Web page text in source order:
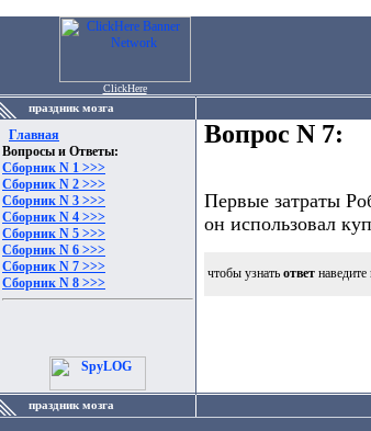
ClickHere
праздник мозга
Главная
Вопросы и Ответы:
Сборник N 1 >>>
Сборник N 2 >>>
Сборник N 3 >>>
Сборник N 4 >>>
Сборник N 5 >>>
Сборник N 6 >>>
Сборник N 7 >>>
Сборник N 8 >>>
Вопрос N 7:
Первые затраты
он использовал
чтобы узнать ответ
праздник мозга